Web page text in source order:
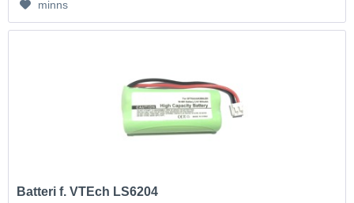
minns
Batteri f. VTEch LS6204